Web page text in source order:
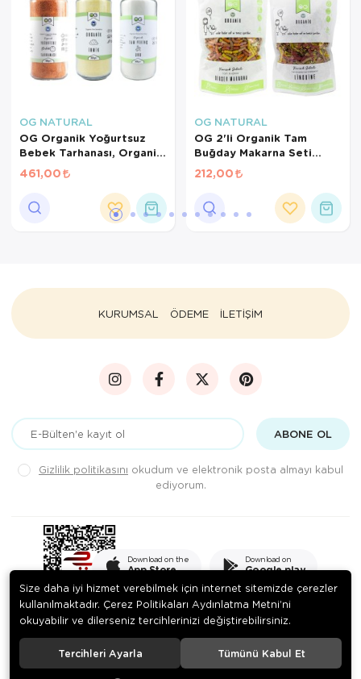
OG NATURAL
OG Organik Yoğurtsuz
Bebek Tarhanası, Organik
İrmik, Pirinç Unu +6 Ay
461,00
OG NATURAL
OG 2'li Organik Tam
Buğday Makarna Seti
+7AY
212,00
KURUMSAL ÖDEME İLETİŞİM
ABONE OL
Gizlilik politikasını okudum ve elektronik posta almayı kabul
ediyorum.
Download on the
App Store
Download on
Google play
© 2020PEKSADE GIDA SANAYİ VE TİCARET LİMİTED ŞİRKETİ
hakları saklıdır.
Size daha iyi hizmet verebilmek için internet sitemizde çerezler
kullanılmaktadır. Çerez Politikaları Aydınlatma Metni’ni
okuyabilir ve dilerseniz tercihlerinizi değiştirebilirsiniz.
Tercihleri Ayarla Tümünü Kabul Et